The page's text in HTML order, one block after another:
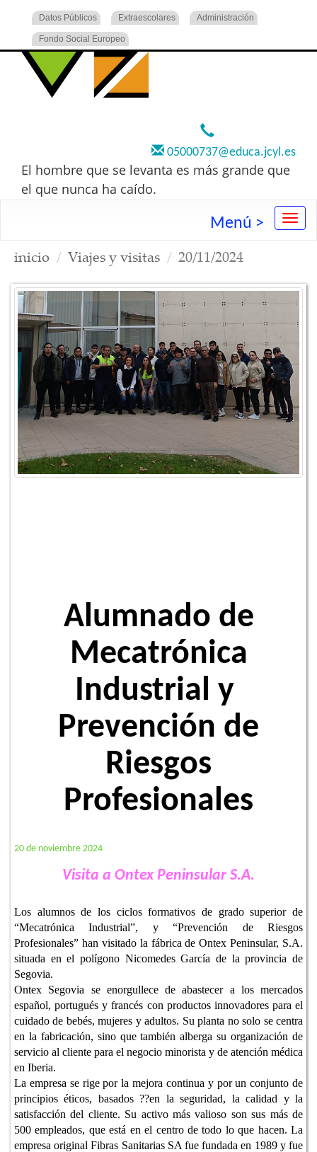
Datos Públicos Extraescolares Administración
Fondo Social Europeo
05000737@educa.jcyl.es
El hombre que se levanta es más grande que
el que nunca ha caído.
Menú >
inicio Viajes y visitas 20/11/2024
Alumnado de
Mecatrónica
Industrial y
Prevención de
Riesgos
Profesionales
20 de noviembre 2024
Visita a Ontex Peninsular S.A.
Los alumnos de los ciclos formativos de grado superior de
“Mecatrónica Industrial”, y “Prevención de Riesgos
Profesionales” han visitado la fábrica de Ontex Peninsular, S.A.
situada en el polígono Nicomedes García de la provincia de
Segovia.
Ontex Segovia se enorgullece de abastecer a los mercados
español, portugués y francés con productos innovadores para el
cuidado de bebés, mujeres y adultos. Su planta no solo se centra
en la fabricación, sino que también alberga su organización de
servicio al cliente para el negocio minorista y de atención médica
en Iberia.
La empresa se rige por la mejora continua y por un conjunto de
principios éticos, basados ??en la seguridad, la calidad y la
satisfacción del cliente. Su activo más valioso son sus más de
500 empleados, que está en el centro de todo lo que hacen. La
empresa original Fibras Sanitarias SA fue fundada en 1989 y fue